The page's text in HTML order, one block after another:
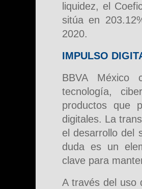
liquidez, el
sitúa en
2020.
IMPULSO
BBVA México
tecnología,
productos que
digitales. La
el desarrollo del
duda es un
clave para
A través del uso